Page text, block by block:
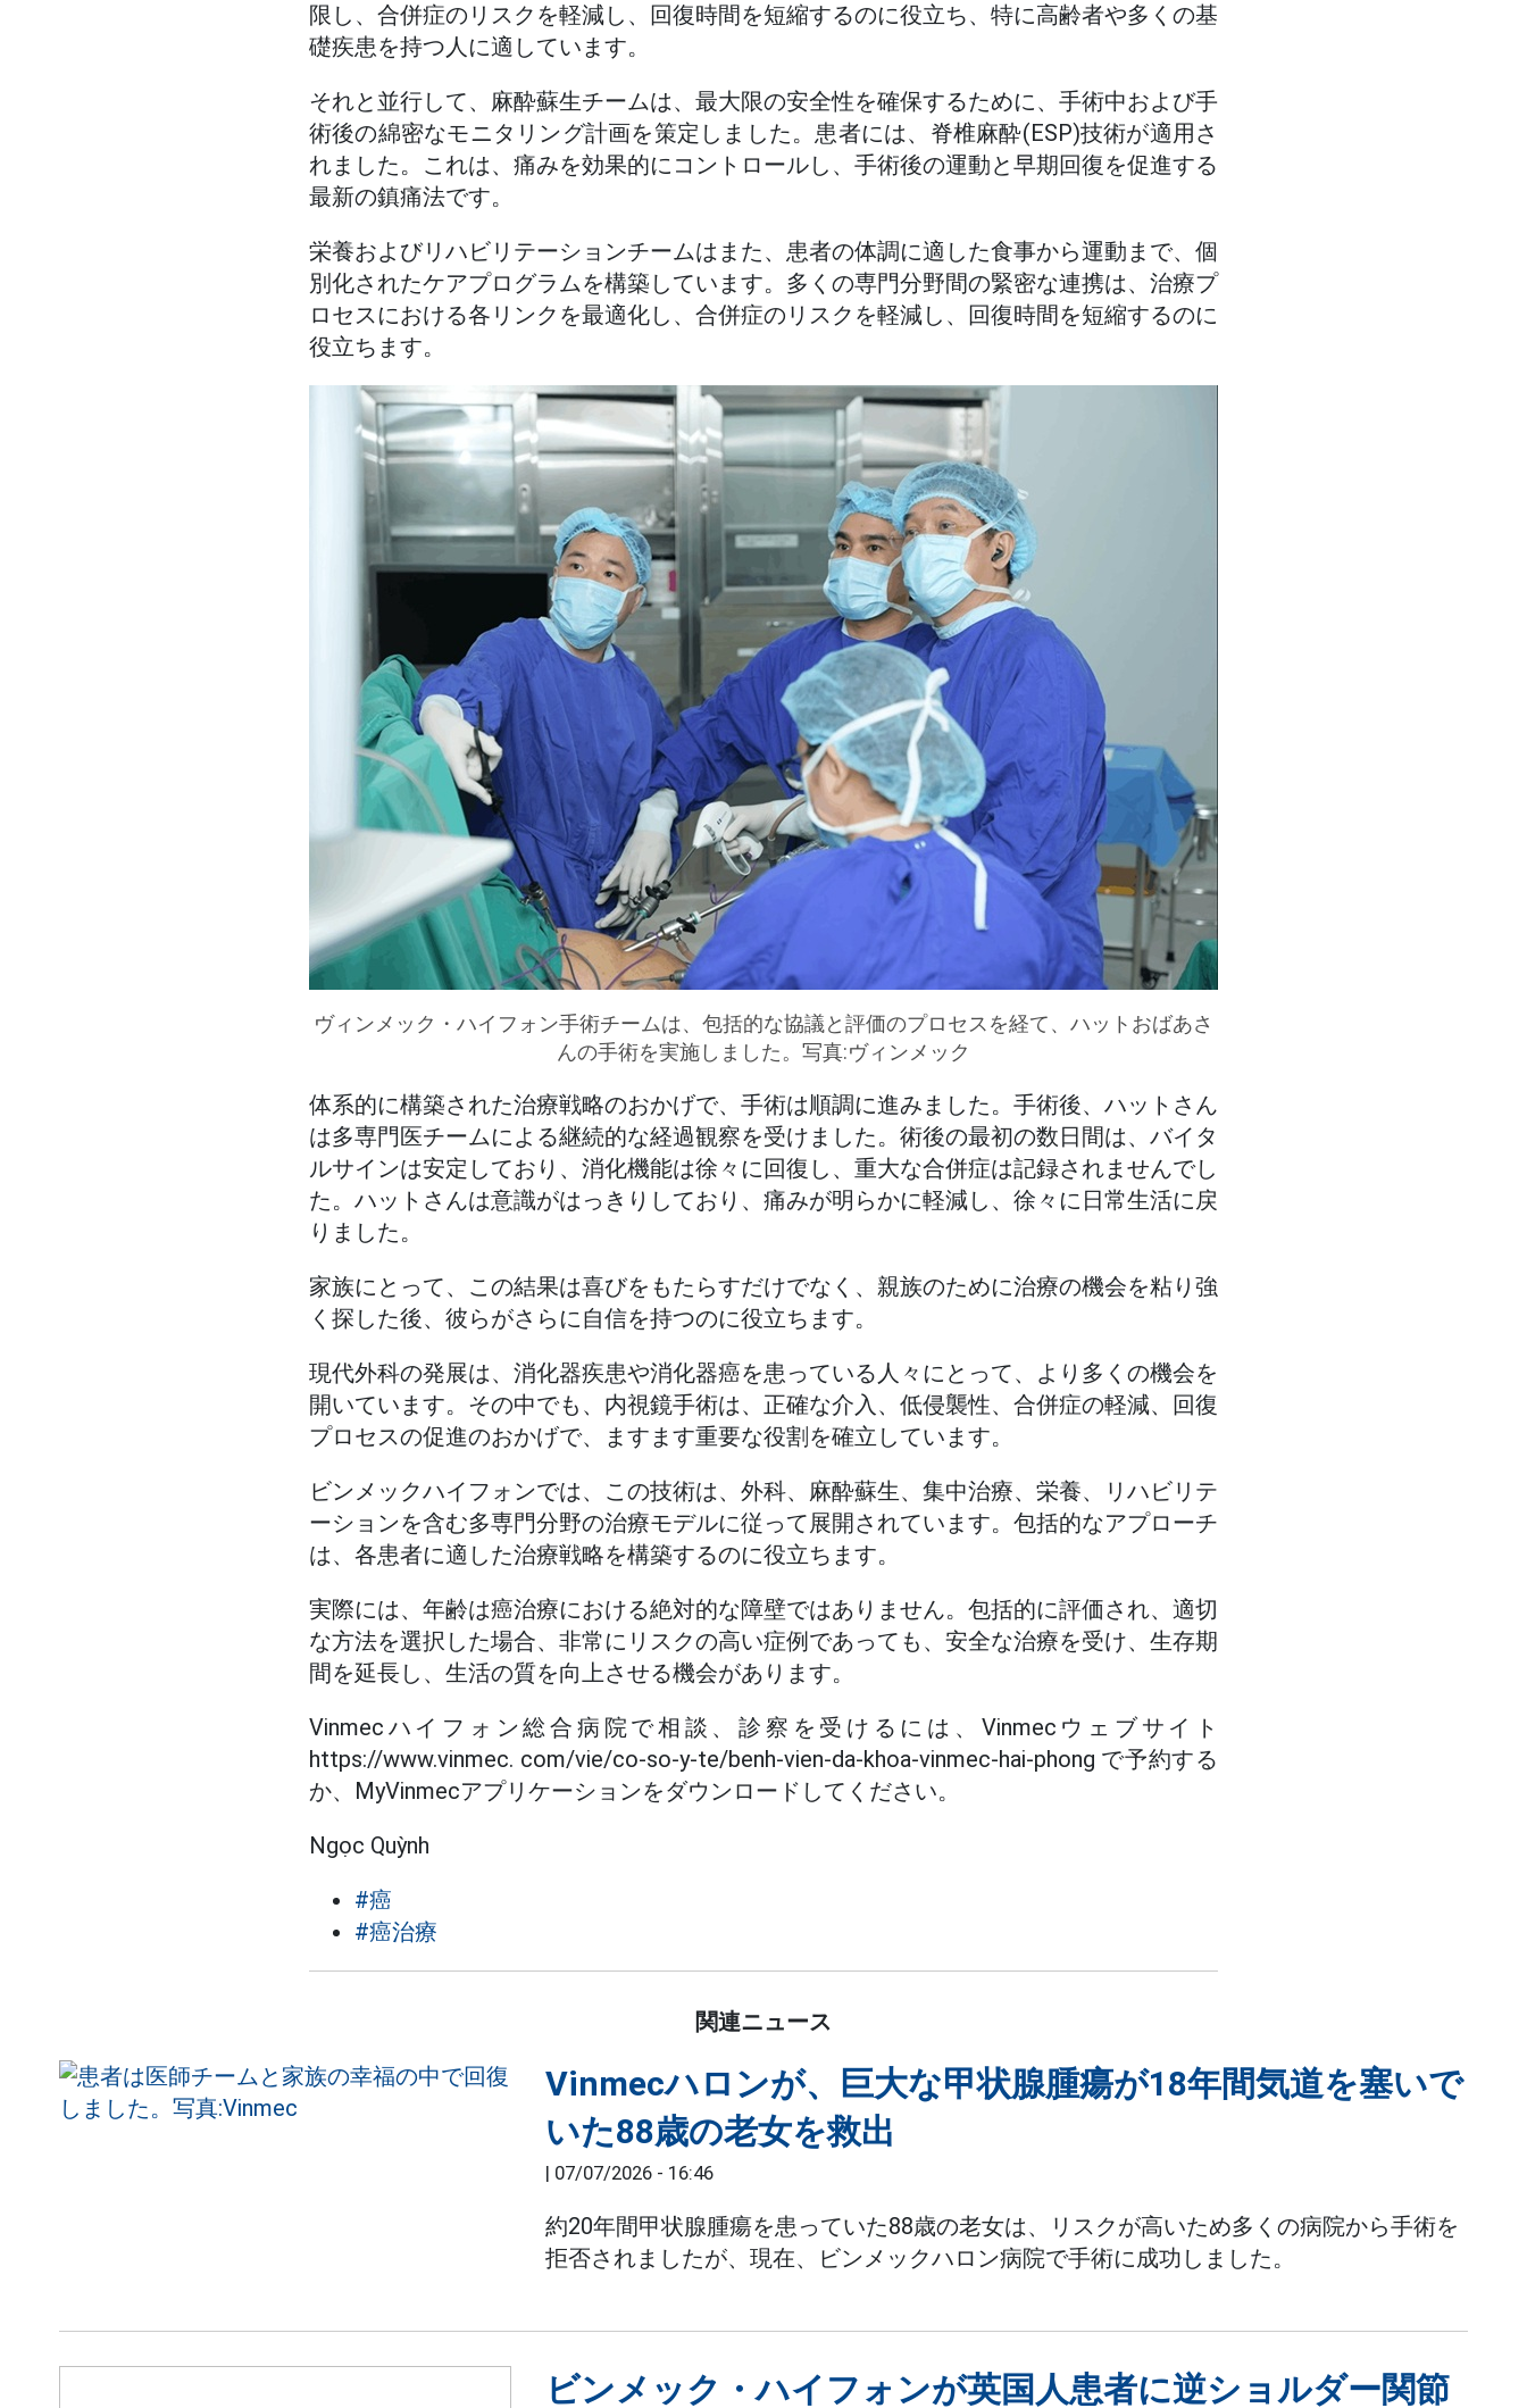
限し、合併症のリスクを軽減し、回復時間を短縮するのに役立ち、特に高齢者や多くの基
礎疾患を持つ人に適しています。
それと並行して、麻酔蘇生チームは、最大限の安全性を確保するために、手術中および手
術後の綿密なモニタリング計画を策定しました。患者には、脊椎麻酔(ESP)技術が適用さ
れました。これは、痛みを効果的にコントロールし、手術後の運動と早期回復を促進する
最新の鎮痛法です。
栄養およびリハビリテーションチームはまた、患者の体調に適した食事から運動まで、個
別化されたケアプログラムを構築しています。多くの専門分野間の緊密な連携は、治療プ
ロセスにおける各リンクを最適化し、合併症のリスクを軽減し、回復時間を短縮するのに
役立ちます。
ヴィンメック・ハイフォン手術チームは、包括的な協議と評価のプロセスを経て、ハットおばあさ
んの手術を実施しました。写真:ヴィンメック
体系的に構築された治療戦略のおかげで、手術は順調に進みました。手術後、ハットさん
は多専門医チームによる継続的な経過観察を受けました。術後の最初の数日間は、バイタ
ルサインは安定しており、消化機能は徐々に回復し、重大な合併症は記録されませんでし
た。ハットさんは意識がはっきりしており、痛みが明らかに軽減し、徐々に日常生活に戻
りました。
家族にとって、この結果は喜びをもたらすだけでなく、親族のために治療の機会を粘り強
く探した後、彼らがさらに自信を持つのに役立ちます。
現代外科の発展は、消化器疾患や消化器癌を患っている人々にとって、より多くの機会を
開いています。その中でも、内視鏡手術は、正確な介入、低侵襲性、合併症の軽減、回復
プロセスの促進のおかげで、ますます重要な役割を確立しています。
ビンメックハイフォンでは、この技術は、外科、麻酔蘇生、集中治療、栄養、リハビリテ
ーションを含む多専門分野の治療モデルに従って展開されています。包括的なアプローチ
は、各患者に適した治療戦略を構築するのに役立ちます。
実際には、年齢は癌治療における絶対的な障壁ではありません。包括的に評価され、適切
な方法を選択した場合、非常にリスクの高い症例であっても、安全な治療を受け、生存期
間を延長し、生活の質を向上させる機会があります。
Vinmecハイフォン総合病院で相談、診察を受けるには、Vinmecウェブサイト
https://www.vinmec. com/vie/co-so-y-te/benh-vien-da-khoa-vinmec-hai-phong で予約する
か、MyVinmecアプリケーションをダウンロードしてください。
Ngọc Quỳnh
#癌
#癌治療
関連ニュース
Vinmecハロンが、巨大な甲状腺腫瘍が18年間気道を塞いで
いた88歳の老女を救出
| 07/07/2026 - 16:46
約20年間甲状腺腫瘍を患っていた88歳の老女は、リスクが高いため多くの病院から手術を
拒否されましたが、現在、ビンメックハロン病院で手術に成功しました。
ビンメック・ハイフォンが英国人患者に逆ショルダー関節